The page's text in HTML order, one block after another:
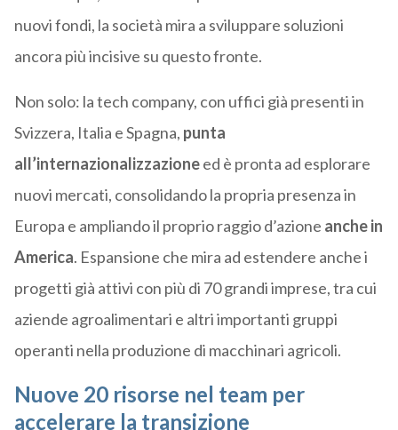
nuovi fondi, la società mira a sviluppare soluzioni
ancora più incisive su questo fronte.
Non solo: la tech company, con uffici già presenti in
Svizzera, Italia e Spagna, punta
all’internazionalizzazioneed è pronta ad esplorare
nuovi mercati, consolidando la propria presenza in
Europa e ampliando il proprio raggio d’azione anche in
America. Espansione che mira ad estendere anche i
progetti già attivi con più di 70 grandi imprese, tra cui
aziende agroalimentari e altri importanti gruppi
operanti nella produzione di macchinari agricoli.
Nuove 20 risorse nel team per
accelerare la transizione